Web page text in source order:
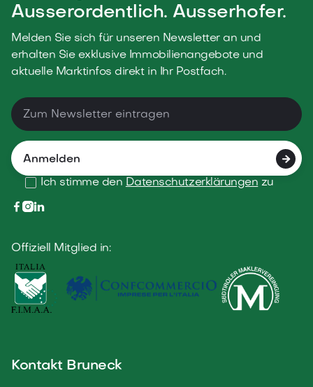
Ausserordentlich. Ausserhofer.
Melden Sie sich für unseren Newsletter an und
erhalten Sie exklusive Immobilienangebote und
aktuelle Marktinfos direkt in Ihr Postfach.

Ich stimme den Datenschutzerklärungen zu
 
Offiziell Mitglied in:
Kontakt Bruneck